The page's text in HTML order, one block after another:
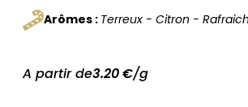
Arômes : Terreux - Citron -
A partir de3.20€/g